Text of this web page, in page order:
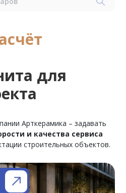
для
Арткерамика – задавать
и качества сервиса
строительных объектов.